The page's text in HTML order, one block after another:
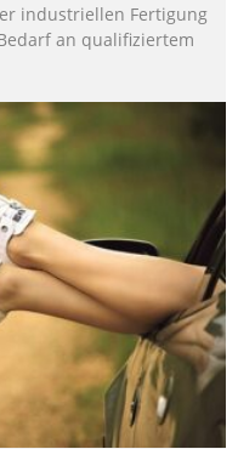
industriellen Fertigung
an qualifiziertem